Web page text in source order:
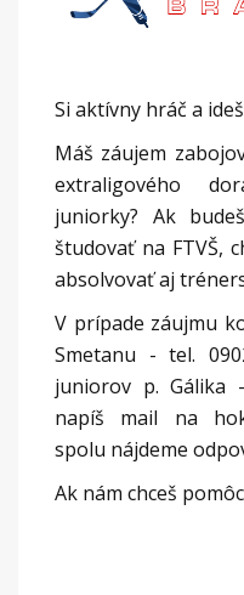
Si aktívny hráč a
Máš záujem
extraligového
juniorky? Ak
študovať na FTVŠ,
absolvovať aj
V prípade záujmu
Smetanu - tel.
juniorov p. Gálika
napíš mail na
spolu nájdeme
Ak nám chceš